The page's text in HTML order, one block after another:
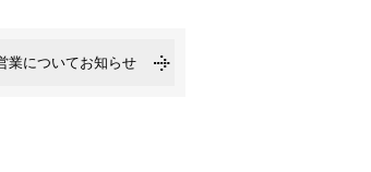
業についてお知らせ